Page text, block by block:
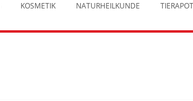
KOSMETIK NATURHEILKUNDE